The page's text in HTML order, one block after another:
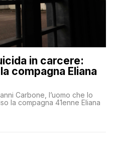
in carcere:
compagna Eliana
Carbone, l’uomo che lo
la compagna 41enne Eliana